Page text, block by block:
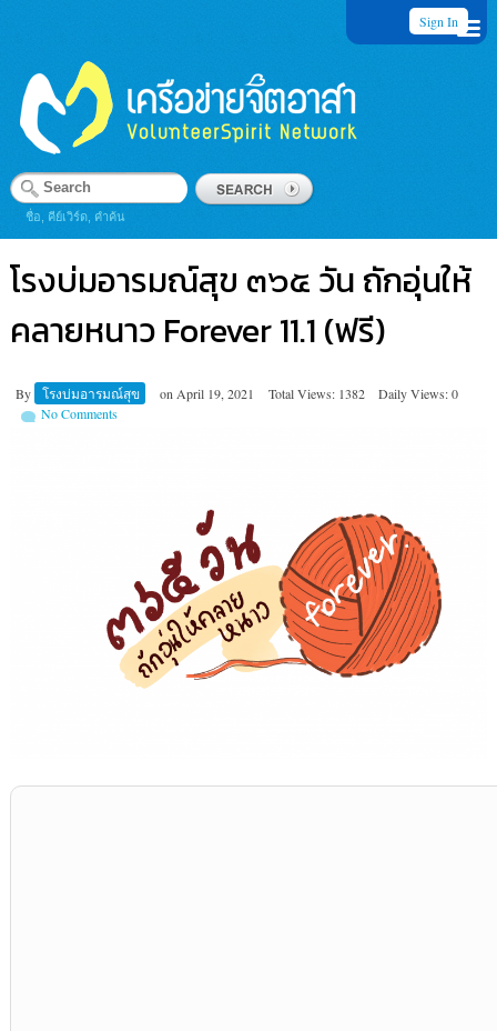
Sign In
ชื่อ, คีย์เวิร์ด, คำค้น
โรงบ่มอารมณ์สุข ๓๖๕ วัน ถักอุ่นให้
คลายหนาว Forever 11.1 (ฟรี)
By โรงบ่มอารมณ์สุข on April 19, 2021 Total Views: 1382
Daily Views: 0
No Comments